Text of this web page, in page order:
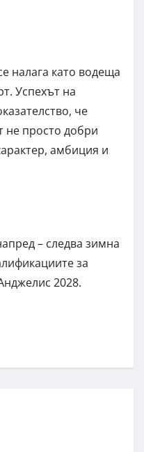
налага като водеща
Успехът на
че
не просто добри
амбиция и
– следва зимна
за
2028.